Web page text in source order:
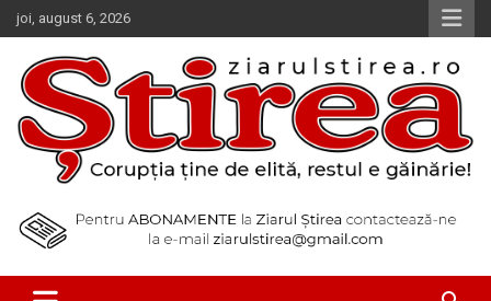
Skip
to
content
joi, august 6, 2026
Ziarul Știrea